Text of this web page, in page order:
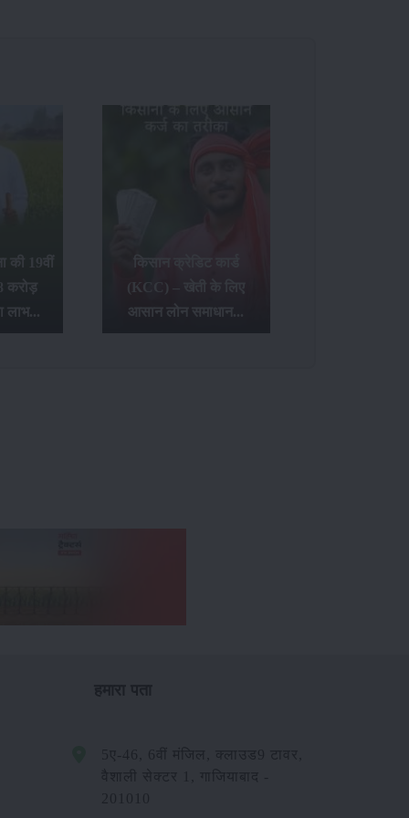
की 19वीं
करोड़
लाभ...
किसान क्रेडिट कार्ड
(KCC) – खेती के लिए
आसान लोन समाधान...